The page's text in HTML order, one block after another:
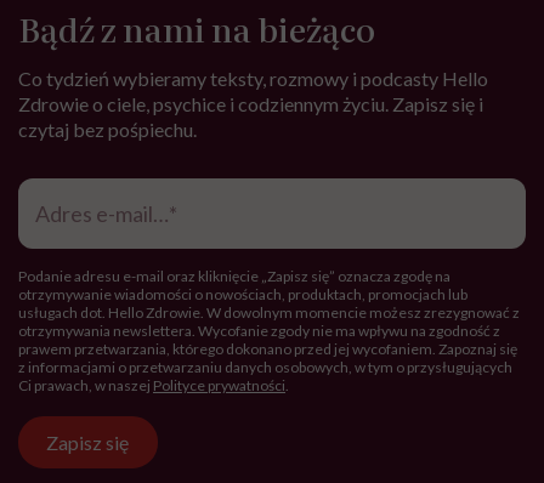
Bądź z nami na bieżąco
Co tydzień wybieramy teksty, rozmowy i podcasty Hello
Zdrowie o ciele, psychice i codziennym życiu. Zapisz się i
czytaj bez pośpiechu.
Adres
mail*
Podanie adresu e-mail oraz kliknięcie „Zapisz się” oznacza zgodę na
otrzymywanie wiadomości o nowościach, produktach, promocjach lub
usługach dot. Hello Zdrowie. W dowolnym momencie możesz zrezygnować z
otrzymywania newslettera. Wycofanie zgody nie ma wpływu na zgodność z
prawem przetwarzania, którego dokonano przed jej wycofaniem. Zapoznaj się
z informacjami o przetwarzaniu danych osobowych, w tym o przysługujących
Ci prawach, w naszej Polityce prywatności.
Zapisz się